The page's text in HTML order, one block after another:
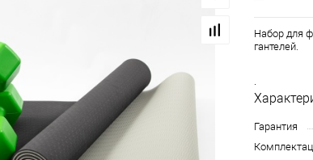
Набор для
гантелей.
Гарантия